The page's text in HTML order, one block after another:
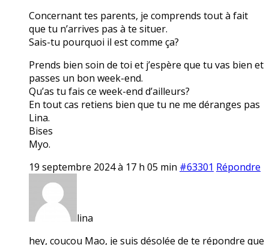
Concernant tes parents, je comprends tout à fait
que tu n’arrives pas à te situer.
Sais-tu pourquoi il est comme ça?
Prends bien soin de toi et j’espère que tu vas bien et
passes un bon week-end.
Qu’as tu fais ce week-end d’ailleurs?
En tout cas retiens bien que tu ne me déranges pas
Lina.
Bises
Myo.
19 septembre 2024 à 17 h 05 min #63301 Répondre
lina
hey, coucou Mao, je suis désolée de te répondre que